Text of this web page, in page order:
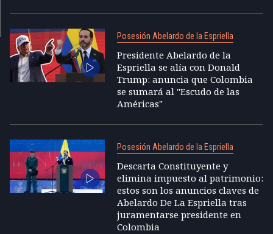
Posesión Abelardo de la Espriella
Presidente Abelardo de la
Espriella se alía con Donald
Trump: anuncia que Colombia
se sumará al "Escudo de las
Américas"
Posesión Abelardo de la Espriella
Descarta Constituyente y
elimina impuesto al patrimonio:
estos son los anuncios claves de
Abelardo De La Espriella tras
juramentarse presidente en
Colombia